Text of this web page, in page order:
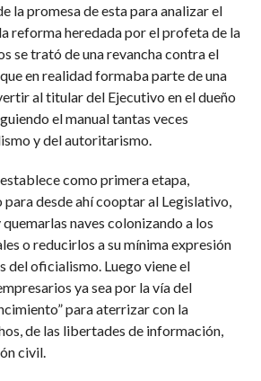
la promesa de esta para analizar el
reforma heredada por el profeta de la
se trató de una revancha contra el
en realidad formaba parte de una
al titular del Ejecutivo en el dueño
el manual tantas veces
y del autoritarismo.
como primera etapa,
desde ahí cooptar al Legislativo,
naves colonizando a los
o reducirlos a su mínima expresión
del oficialismo. Luego viene el
ya sea por la vía del
para aterrizar con la
de las libertades de información,
civil.